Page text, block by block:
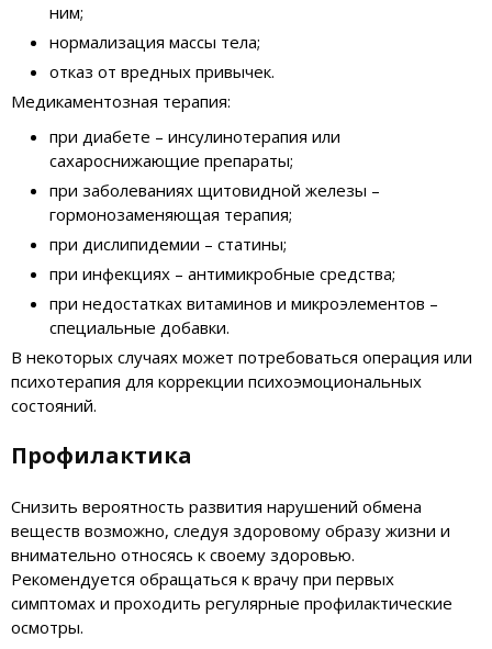
ним;
нормализация массы тела;
отказ от вредных привычек.
Медикаментозная терапия:
при диабете – инсулинотерапия или
сахароснижающие препараты;
при заболеваниях щитовидной железы –
гормонозаменяющая терапия;
при дислипидемии – статины;
при инфекциях – антимикробные средства;
при недостатках витаминов и микроэлементов –
специальные добавки.
В некоторых случаях может потребоваться операция или
психотерапия для коррекции психоэмоциональных
состояний.
Профилактика
Снизить вероятность развития нарушений обмена
веществ возможно, следуя здоровому образу жизни и
внимательно относясь к своему здоровью.
Рекомендуется обращаться к врачу при первых
симптомах и проходить регулярные профилактические
осмотры.